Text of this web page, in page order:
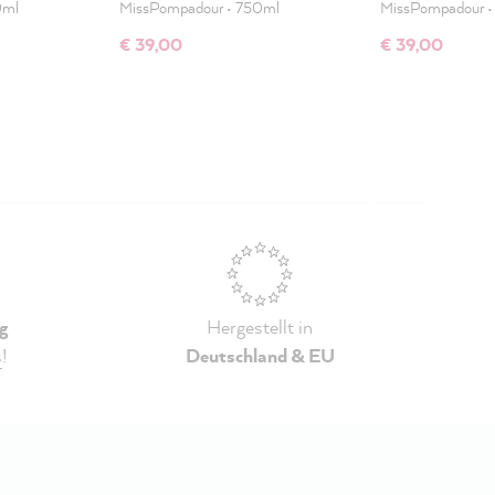
MissPompadour• 750ml
€ 39,00
MissPompadour•
€ 39,00
!
Hergestellt in
Deutschland & EU